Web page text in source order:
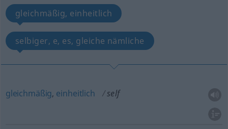
gleichmäßig, einheitlich
selbiger, e, es, gleiche nämliche
gleichmäßig, einheitlich self